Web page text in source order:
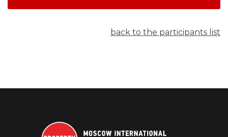
back to the participants list